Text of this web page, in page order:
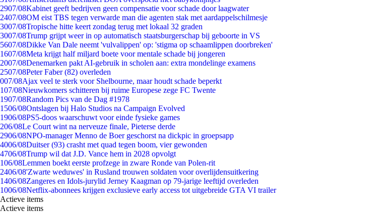
2907/08Kabinet geeft bedrijven geen compensatie voor schade door laagwater
2407/08OM eist TBS tegen verwarde man die agenten stak met aardappelschilmesje
3007/08Tropische hitte keert zondag terug met lokaal 32 graden
3007/08Trump grijpt weer in op automatisch staatsburgerschap bij geboorte in VS
5607/08Dikke Van Dale neemt 'vulvalippen' op: 'stigma op schaamlippen doorbreken'
1607/08Meta krijgt half miljard boete voor mentale schade bij jongeren
2007/08Denemarken pakt AI-gebruik in scholen aan: extra mondelinge examens
2507/08Peter Faber (82) overleden
007/08Ajax veel te sterk voor Shelbourne, maar houdt schade beperkt
107/08Nieuwkomers schitteren bij ruime Europese zege FC Twente
1907/08Random Pics van de Dag #1978
1506/08Ontslagen bij Halo Studios na Campaign Evolved
1906/08PS5-doos waarschuwt voor einde fysieke games
206/08Le Court wint na nerveuze finale, Pieterse derde
2906/08NPO-manager Menno de Boer geschorst na dickpic in groepsapp
4006/08Duitser (93) crasht met quad tegen boom, vier gewonden
4706/08Trump wil dat J.D. Vance hem in 2028 opvolgt
106/08Lemmen boekt eerste profzege in zware Ronde van Polen-rit
2406/08'Zwarte weduwes' in Rusland trouwen soldaten voor overlijdensuitkering
1406/08Zangeres en Idols-jurylid Jerney Kaagman op 79-jarige leeftijd overleden
1006/08Netflix-abonnees krijgen exclusieve early access tot uitgebreide GTA VI trailer
Actieve items
Actieve items